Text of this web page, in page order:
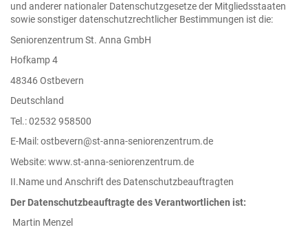
und anderer nationaler Datenschutzgesetze der Mitgliedsstaaten
sowie sonstiger datenschutzrechtlicher Bestimmungen ist die:
Seniorenzentrum St. Anna GmbH
Hofkamp 4
48346 Ostbevern
Deutschland
Tel.: 02532 958500
E-Mail: ostbevern@st-anna-seniorenzentrum.de
Website: www.st-anna-seniorenzentrum.de
II.Name und Anschrift des Datenschutzbeauftragten
Der Datenschutzbeauftragte des Verantwortlichen ist:
Martin Menzel